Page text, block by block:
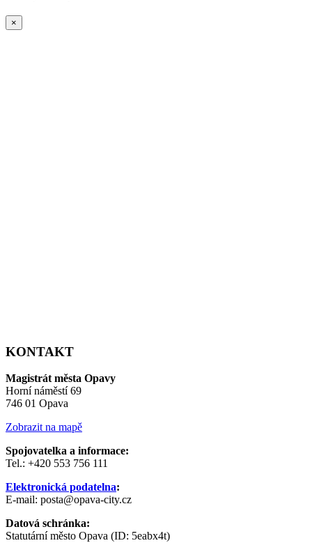
×
KONTAKT
Magistrát města Opavy
Horní náměstí 69
746 01 Opava
Zobrazit na mapě
Spojovatelka a informace:
Tel.: +420 553 756 111
Elektronická podatelna:
E-mail: posta@opava-city.cz
Datová schránka:
Statutární město Opava (ID: 5eabx4t)